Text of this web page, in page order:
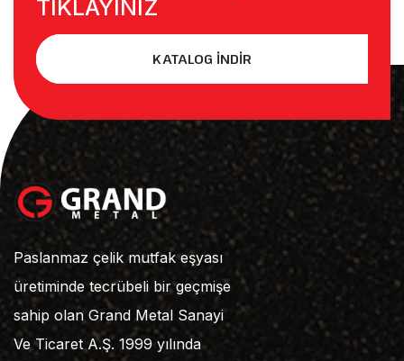
TIKLAYINIZ
KATALOG İNDİR
Paslanmaz çelik mutfak eşyası
üretiminde tecrübeli bir geçmişe
sahip olan Grand Metal Sanayi
Ve Ticaret A.Ş. 1999 yılında